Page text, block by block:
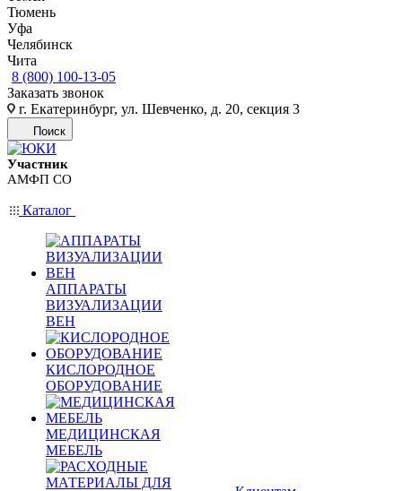
Тюмень
Уфа
Челябинск
Чита
8 (800) 100-13-05
Заказать звонок
г. Екатеринбург, ул. Шевченко, д. 20, секция 3
Поиск
Участник
АМФП СО
Каталог
АППАРАТЫ
ВИЗУАЛИЗАЦИИ
ВЕН
КИСЛОРОДНОЕ
ОБОРУДОВАНИЕ
МЕДИЦИНСКАЯ
МЕБЕЛЬ